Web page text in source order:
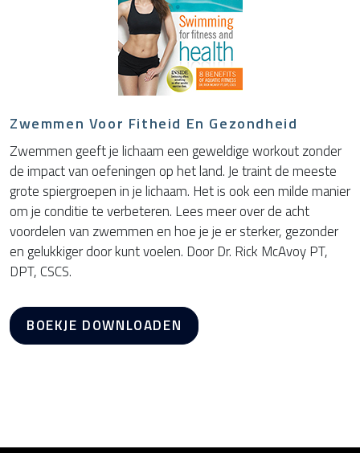
Zwemmen Voor Fitheid En Gezondheid
Zwemmen geeft je lichaam een geweldige workout zonder
de impact van oefeningen op het land. Je traint de meeste
grote spiergroepen in je lichaam. Het is ook een milde manier
om je conditie te verbeteren. Lees meer over de acht
voordelen van zwemmen en hoe je je er sterker, gezonder
en gelukkiger door kunt voelen. Door Dr. Rick McAvoy PT,
DPT, CSCS.
BOEKJE DOWNLOADEN